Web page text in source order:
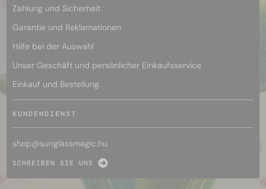
Zahlung und Sicherheit
Garantie und Reklamationen
Hilfe bei der Auswahl
Unser Geschäft und persönlicher Einkaufsservice
Einkauf und Bestellung
KUNDENDIENST
shop@sunglassmagic.hu
SCHREIBEN SIE UNS